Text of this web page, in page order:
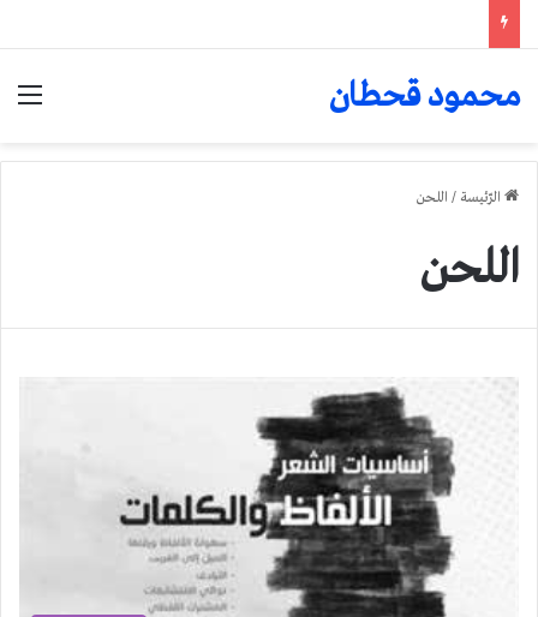
محمود قحطان
الرّئيسة / اللحن
اللحن